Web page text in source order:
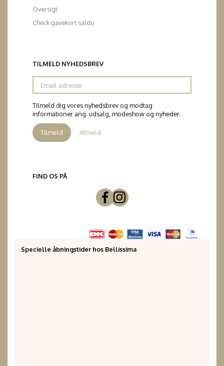
Oversigt
Check gavekort saldo
TILMELD NYHEDSBREV
Email-
adresse
Tilmeld dig vores nyhedsbrev og modtag
informationer ang. udsalg, modeshow og nyheder.
Tilmeld Afmeld
FIND OS PÅ
Specielle åbningstider hos Bellissima